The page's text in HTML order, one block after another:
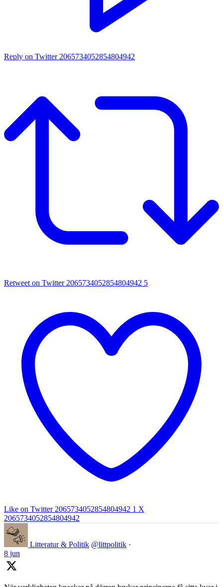
Reply on Twitter 2065734052854804942
Retweet on Twitter 2065734052854804942 5
Like on Twitter 2065734052854804942 1 X
2065734052854804942
Litteratur & Politik @littpolitik ·
8 jun